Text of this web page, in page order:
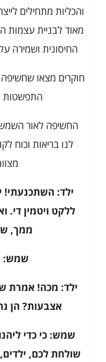
מאוד לבניית עצמות
החיסונית ושמירה
חוקרים מצאו
התפשטות
החשיפה לאור השמש
לנו בריאות וכוח
ילד: השתכנעתי!
ללקט ויטמין די.
ממך,
שמש:
ילד: מכה! אמרת
אצבעות? הן
שמש: כי כדי
שולחת לכם,